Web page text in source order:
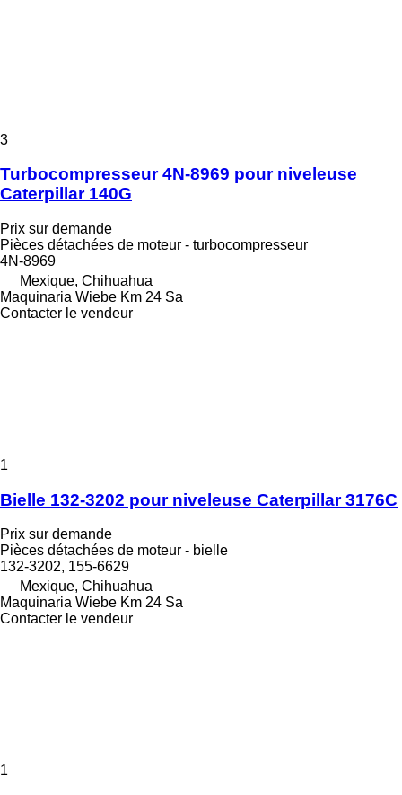
3
Turbocompresseur 4N-8969 pour niveleuse
Caterpillar 140G
Prix sur demande
Pièces détachées de moteur - turbocompresseur
4N-8969
Mexique, Chihuahua
Maquinaria Wiebe Km 24 Sa
Contacter le vendeur
1
Bielle 132-3202 pour niveleuse Caterpillar 3176C
Prix sur demande
Pièces détachées de moteur - bielle
132-3202, 155-6629
Mexique, Chihuahua
Maquinaria Wiebe Km 24 Sa
Contacter le vendeur
1